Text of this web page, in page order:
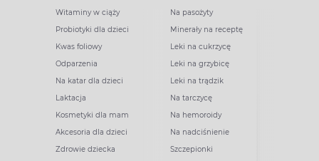
Witaminy w ciąży
Probiotyki dla dzieci
Kwas foliowy
Odparzenia
Na katar dla dzieci
Laktacja
Kosmetyki dla mam
Akcesoria dla dzieci
Zdrowie dziecka
Na pasożyty
Minerały na receptę
Leki na cukrzycę
Leki na grzybicę
Leki na trądzik
Na tarczycę
Na hemoroidy
Na nadciśnienie
Szczepionki